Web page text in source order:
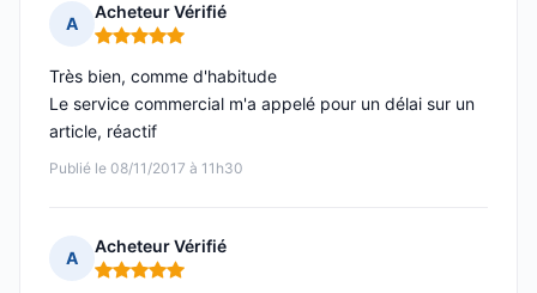
A
Acheteur Vérifié
Note : 5 sur 5
Publié le 08/11/2017 à 11h30
Très bien, comme d'habitude
Le service commercial m'a appelé pour un délai sur un
article, réactif
A
Acheteur Vérifié
Note : 5 sur 5